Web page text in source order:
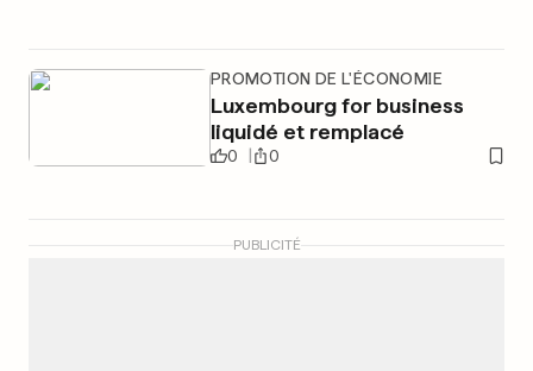
PROMOTION DE L'ÉCONOMIE
Luxembourg for business
liquidé et remplacé
0 0
PUBLICITÉ